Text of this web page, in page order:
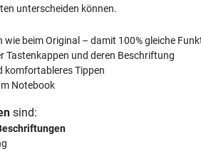
unterscheiden können.
wie beim Original – damit 100% gleiche
Tastenkappen und deren Beschriftung
komfortableres Tippen
Notebook
sind: